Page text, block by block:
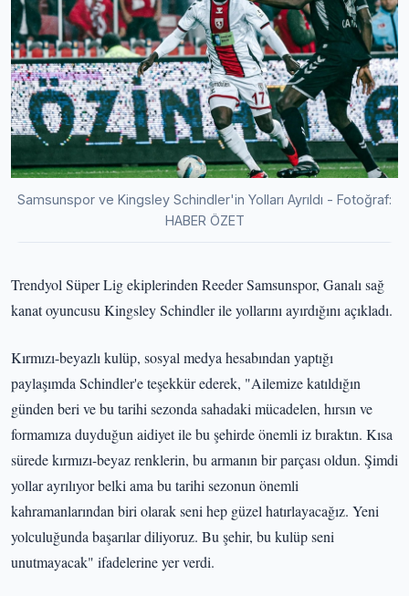
Samsunspor ve Kingsley Schindler'in Yolları Ayrıldı - Fotoğraf:
HABER ÖZET
Trendyol Süper Lig ekiplerinden Reeder Samsunspor, Ganalı sağ
kanat oyuncusu Kingsley Schindler ile yollarını ayırdığını açıkladı.
Kırmızı-beyazlı kulüp, sosyal medya hesabından yaptığı
paylaşımda Schindler'e teşekkür ederek, "Ailemize katıldığın
günden beri ve bu tarihi sezonda sahadaki mücadelen, hırsın ve
formamıza duyduğun aidiyet ile bu şehirde önemli iz bıraktın. Kısa
sürede kırmızı-beyaz renklerin, bu armanın bir parçası oldun. Şimdi
yollar ayrılıyor belki ama bu tarihi sezonun önemli
kahramanlarından biri olarak seni hep güzel hatırlayacağız. Yeni
yolculuğunda başarılar diliyoruz. Bu şehir, bu kulüp seni
unutmayacak" ifadelerine yer verdi.